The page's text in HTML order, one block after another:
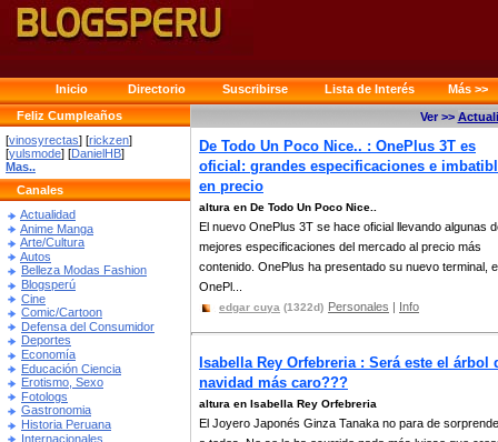
Inicio Directorio Suscribirse Lista de Interés
Más >>
Feliz Cumpleaños
[vinosyrectas] [rickzen]
[yulsmode] [DanielHB]
Mas..
Canales
Actualidad
Anime Manga
Arte/Cultura
Autos
Belleza Modas Fashion
Blogsperú
Cine
Comic/Cartoon
Defensa del Consumidor
Deportes
Economía
Educación Ciencia
Erotismo, Sexo
Fotologs
Gastronomia
Historia Peruana
Internacionales
Ver >>
De Todo Un Poco Nice.. : OnePlus 3T es
oficial: grandes especificaciones e
en precio
altura en De Todo Un Poco Nice..
El nuevo OnePlus 3T se hace oficial llevando algunas
mejores especificaciones del mercado al precio más
contenido. OnePlus ha presentado su nuevo terminal,
OnePl...
edgar cuya (1322d) Personales | Info
Isabella Rey Orfebreria : Será este el árbol
navidad más caro???
altura en Isabella Rey Orfebreria
El Joyero Japonés Ginza Tanaka no para de